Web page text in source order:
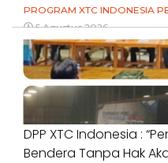
PROGRAM XTC INDONESIA
5 Agustus 2026
DPP XTC Indonesia :
Bendera Tanpa Hak